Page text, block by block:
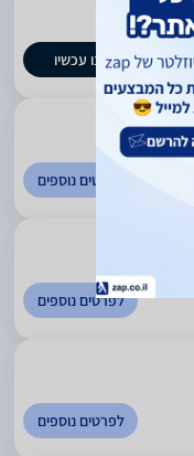
קנו עכשיו
לפרטים נוספים
לפרטים נוספים
לפרטים נוספים